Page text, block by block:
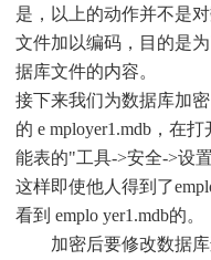
是，以上的动作并不是
文件加以编码，目的是
据库文件的内容。
接下来我们为数据库加
的 e mployer1.mdb，在
能表的"工具->安全->设
这样即使他人得到了
看到 emplo yer1.mdb的。
加密后要修改数据库